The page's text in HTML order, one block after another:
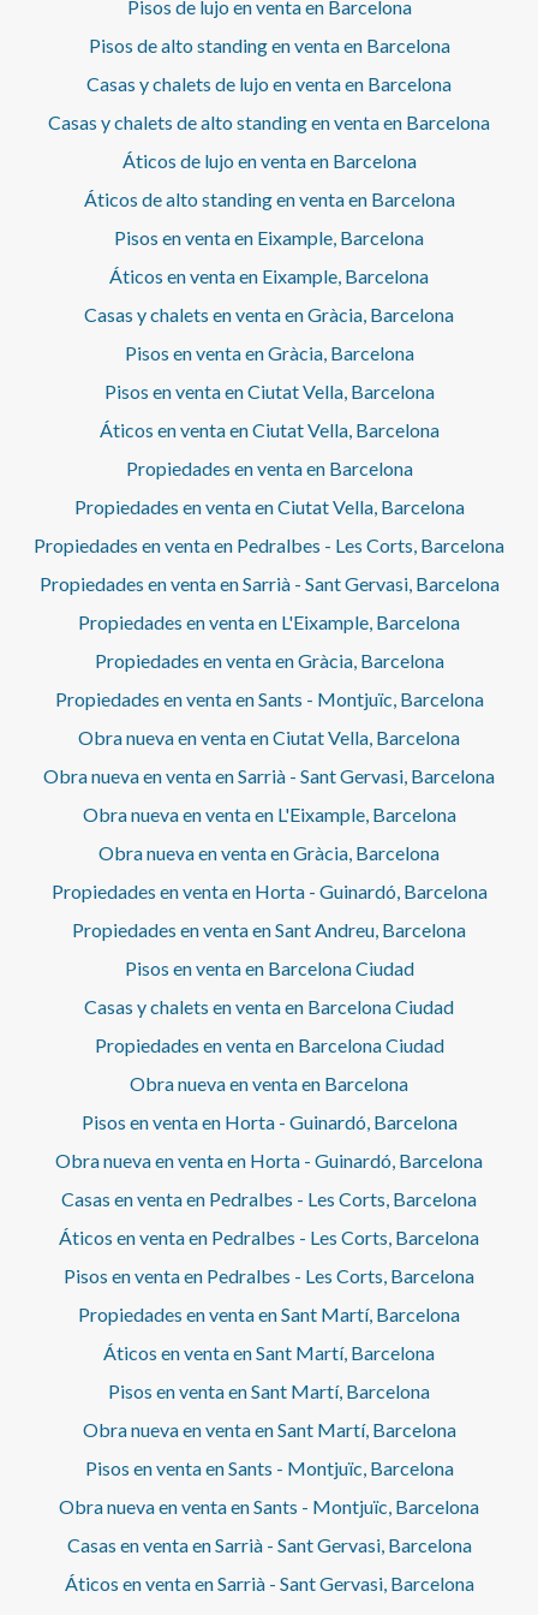
Este espacio incorpora un espectacular armario hecho a
medida, de suelo a techo, con una notable profundidad y
estancia y ofrecen una gran capacidad de almacenaje. La
finca se encuentra en excelente estado de conservación y
conserva el encanto de la arquitectura clásica del
Eixample, combinando carácter y funcionalidad. Como
valor añadido, algunos de los muebles que aparecen en las
fotografías podrían permanecer en la vivienda, formando
parte de la negociación. Un hogar donde la luz natural, el
crear una vivienda acogedora, elegante y lista para
disfrutar desde el primer día.
Pisos de lujo en venta en Barcelona
Pisos de alto standing en venta en Barcelona
Casas y chalets de lujo en venta en Barcelona
Casas y chalets de alto standing en venta en Barcelona
Áticos de lujo en venta en Barcelona
Áticos de alto standing en venta en Barcelona
Pisos en venta en Eixample, Barcelona
Áticos en venta en Eixample, Barcelona
Casas y chalets en venta en Gràcia, Barcelona
Pisos en venta en Gràcia, Barcelona
Pisos en venta en Ciutat Vella, Barcelona
Áticos en venta en Ciutat Vella, Barcelona
Propiedades en venta en Barcelona
Propiedades en venta en Ciutat Vella, Barcelona
Propiedades en venta en Pedralbes - Les Corts, Barcelona
Propiedades en venta en Sarrià - Sant Gervasi, Barcelona
Propiedades en venta en L'Eixample, Barcelona
Propiedades en venta en Gràcia, Barcelona
Propiedades en venta en Sants - Montjuïc, Barcelona
Obra nueva en venta en Ciutat Vella, Barcelona
Obra nueva en venta en Sarrià - Sant Gervasi, Barcelona
Obra nueva en venta en L'Eixample, Barcelona
Obra nueva en venta en Gràcia, Barcelona
Propiedades en venta en Horta - Guinardó, Barcelona
Propiedades en venta en Sant Andreu, Barcelona
Pisos en venta en Barcelona Ciudad
Casas y chalets en venta en Barcelona Ciudad
Propiedades en venta en Barcelona Ciudad
Obra nueva en venta en Barcelona
Pisos en venta en Horta - Guinardó, Barcelona
Obra nueva en venta en Horta - Guinardó, Barcelona
Casas en venta en Pedralbes - Les Corts, Barcelona
Áticos en venta en Pedralbes - Les Corts, Barcelona
Pisos en venta en Pedralbes - Les Corts, Barcelona
Propiedades en venta en Sant Martí, Barcelona
Áticos en venta en Sant Martí, Barcelona
Pisos en venta en Sant Martí, Barcelona
Obra nueva en venta en Sant Martí, Barcelona
Pisos en venta en Sants - Montjuïc, Barcelona
Obra nueva en venta en Sants - Montjuïc, Barcelona
Casas en venta en Sarrià - Sant Gervasi, Barcelona
Áticos en venta en Sarrià - Sant Gervasi, Barcelona